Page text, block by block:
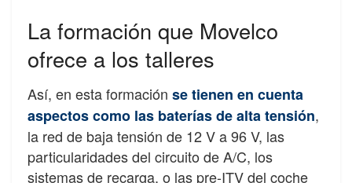
La formación que Movelco
ofrece a los talleres
Así, en esta formación se tienen en cuenta
aspectos como las baterías de alta tensión,
la red de baja tensión de 12 V a 96 V, las
particularidades del circuito de A/C, los
sistemas de recarga, o las pre-ITV del coche